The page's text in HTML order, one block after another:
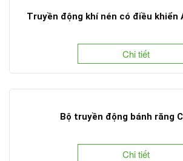
Truyền động khí nén có điều khiển
Chi tiết
Bộ truyền động bánh răng
Chi tiết